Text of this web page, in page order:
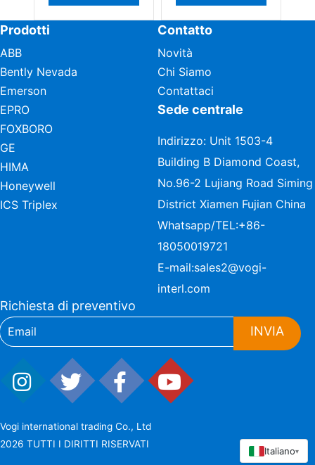
Prodotti
ABB
Bently Nevada
Emerson
EPRO
FOXBORO
GE
HIMA
Honeywell
ICS Triplex
Contatto
Novità
Chi Siamo
Contattaci
Sede centrale
Indirizzo: Unit 1503-4
Building B Diamond Coast,
No.96-2 Lujiang Road Siming
District Xiamen Fujian China
Whatsapp/TEL:+86-
18050019721
E-mail:sales2@vogi-
interl.com
Richiesta di preventivo
INVIA
Vogi international trading Co., Ltd
2026 TUTTI I DIRITTI RISERVATI
Italiano▾